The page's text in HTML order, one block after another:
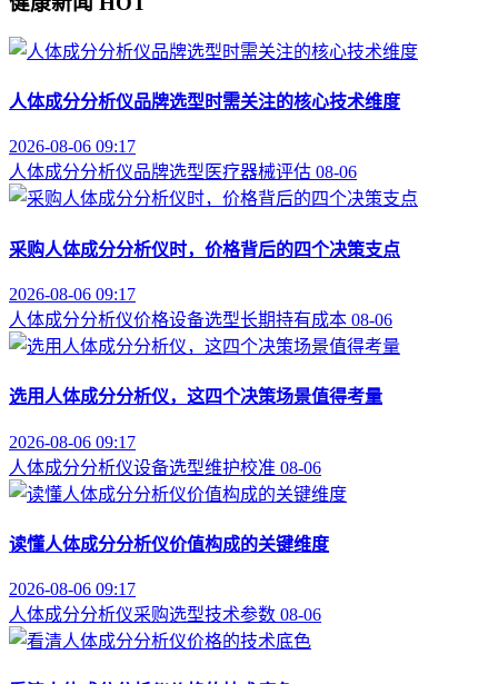
人体成分分析仪品牌选型时需关注的核心技术维度
2026-08-06 09:17
人体成分分析仪品牌选型 医疗器械评估 08-06
采购人体成分分析仪时，价格背后的四个决策支点
2026-08-06 09:17
人体成分分析仪价格设备选型长期持有成本 08-06
选用人体成分分析仪，这四个决策场景值得考量
2026-08-06 09:17
人体成分分析仪设备选型维护校准 08-06
读懂人体成分分析仪价值构成的关键维度
2026-08-06 09:17
人体成分分析仪采购选型技术参数 08-06